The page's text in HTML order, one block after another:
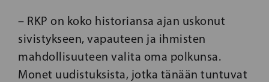
– RKP on koko historiansa ajan uskonut
sivistykseen, vapauteen ja ihmisten
mahdollisuuteen valita oma polkunsa.
Monet uudistuksista, jotka tänään tuntuvat